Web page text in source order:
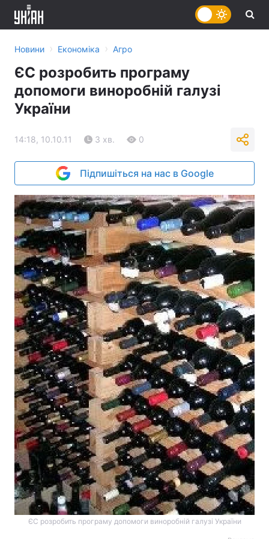
Новини › Економіка › Агро
ЄС розробить програму
допомоги виноробній галузі
України
14:18, 10.10.11 3 хв. 0
Підпишіться на нас в Google
ЄС розробить програму допомоги виноробній галузі України